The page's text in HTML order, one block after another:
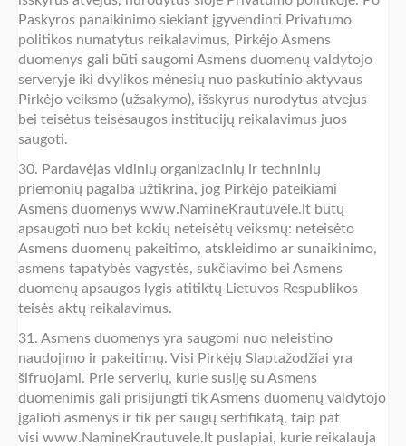
Paskyros panaikinimo siekiant įgyvendinti Privatumo
politikos numatytus reikalavimus, Pirkėjo Asmens
duomenys gali būti saugomi Asmens duomenų valdytojo
serveryje iki dvylikos mėnesių nuo paskutinio aktyvaus
Pirkėjo veiksmo (užsakymo), išskyrus nurodytus atvejus
bei teisėtus teisėsaugos institucijų reikalavimus juos
saugoti.
30. Pardavėjas vidinių organizacinių ir techninių
priemonių pagalba užtikrina, jog Pirkėjo pateikiami
Asmens duomenys www.NamineKrautuvele.lt būtų
apsaugoti nuo bet kokių neteisėtų veiksmų: neteisėto
Asmens duomenų pakeitimo, atskleidimo ar sunaikinimo,
asmens tapatybės vagystės, sukčiavimo bei Asmens
duomenų apsaugos lygis atitiktų Lietuvos Respublikos
teisės aktų reikalavimus.
31. Asmens duomenys yra saugomi nuo neleistino
naudojimo ir pakeitimų. Visi Pirkėjų Slaptažodžiai yra
šifruojami. Prie serverių, kurie susiję su Asmens
duomenimis gali prisijungti tik Asmens duomenų valdytojo
įgalioti asmenys ir tik per saugų sertifikatą, taip pat
visi www.NamineKrautuvele.lt puslapiai, kurie reikalauja